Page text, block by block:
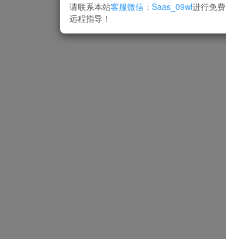
请联系本站客服微信：Saas_09wl进行免费
远程指导！